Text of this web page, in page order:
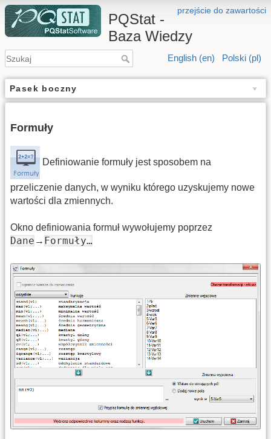
przejście do zawartości
PQStat -
Baza Wiedzy
English (en) Polski (pl)
Pasek boczny
Formuły
Definiowanie formuły jest sposobem na
przeliczenie danych, w wyniku którego uzyskujemy nowe
wartości dla zmiennych.
Okno definiowania formuł wywołujemy poprzez
Dane → Formuły…